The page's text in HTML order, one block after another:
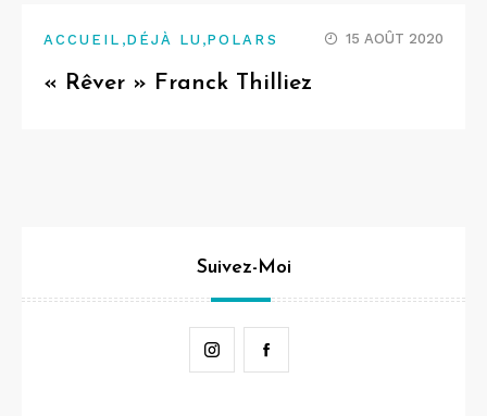
ACCUEIL ,DÉJÀ LU ,POLARS 15 AOÛT 2020
« Rêver » Franck Thilliez
Suivez-Moi
Instagram